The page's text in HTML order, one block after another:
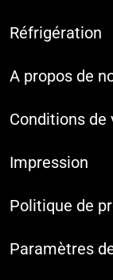
Réfrigération
A propos de
Conditions de
Impression
Politique de
Paramètres